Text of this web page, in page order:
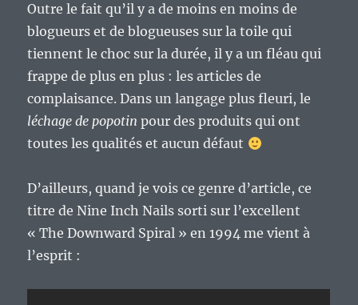
Outre le fait qu’il y a de moins en moins de
blogueurs et de blogueuses sur la toile qui
tiennent le choc sur la durée, il y a un fléau qui
frappe de plus en plus : les articles de
complaisance. Dans un langage plus fleuri, le
léchage de popotin pour des produits qui ont
toutes les qualités et aucun défaut
D’ailleurs, quand je vois ce genre d’article, ce
titre de Nine Inch Nails sorti sur l’excellent
« The Downward Spiral » en 1994 me vient à
l’esprit :